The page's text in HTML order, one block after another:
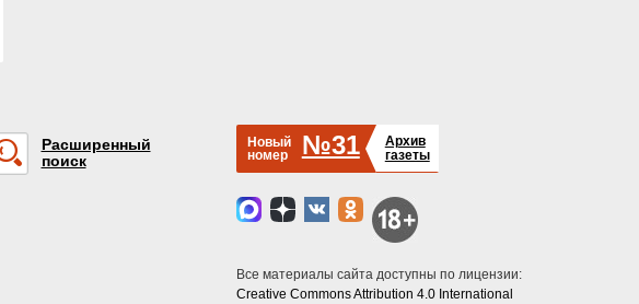
Расширенный
поиск
Новый
номер
№31
Архив
газеты
Все материалы сайта доступны по лицензии:
Creative Commons Attribution 4.0 International